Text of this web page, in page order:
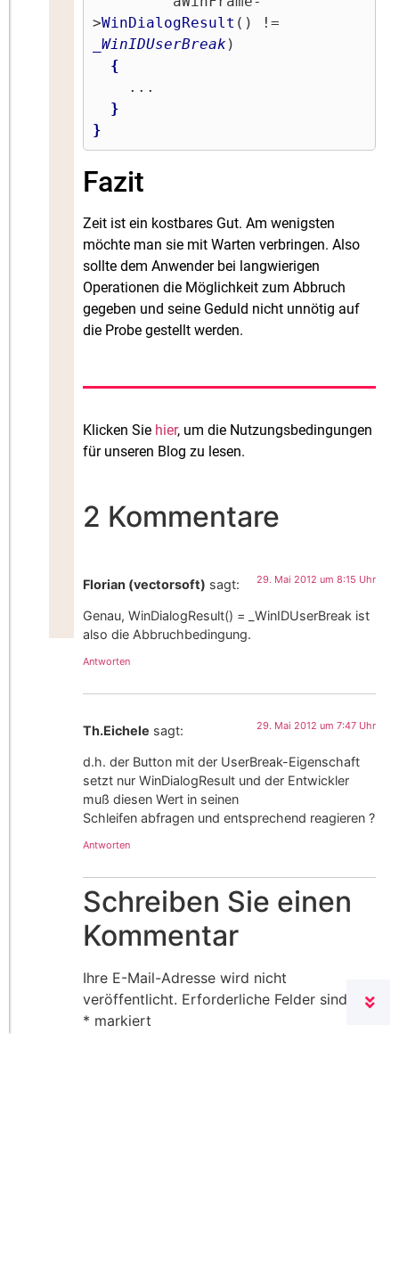
>WinDialogResult
_WinIDUserBreak )
{
}
}
Fazit
Zeit ist ein kostbares Gut. Am wenigsten
möchte man sie mit Warten verbringen. Also
sollte dem Anwender bei langwierigen
Operationen die Möglichkeit zum Abbruch
gegeben und seine Geduld nicht unnötig auf
die Probe gestellt werden.
Klicken Sie hier, um die Nutzungsbedingungen
für unseren Blog zu lesen.
2 Kommentare
Florian (vectorsoft) sagt: 29. Mai 2012 um 8:15 Uhr
Genau, WinDialogResult() = _WinIDUserBreak ist
also die Abbruchbedingung.
Antworten
Th.Eichele sagt: 29. Mai 2012 um 7:47 Uhr
d.h. der Button mit der UserBreak-Eigenschaft
setzt nur WinDialogResult und der Entwickler
muß diesen Wert in seinen
Schleifen abfragen und entsprechend reagieren ?
Antworten
Schreiben Sie einen
Kommentar
Ihre E-Mail-Adresse wird nicht
veröffentlicht. Erforderliche Felder sind mit
* markiert